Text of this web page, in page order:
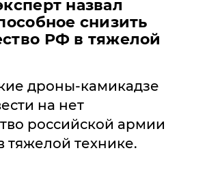
назвал
снизить
РФ в тяжелой
дроны-камикадзе
на нет
российской армии
тяжелой технике.